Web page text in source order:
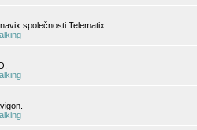
společnosti Telematix.